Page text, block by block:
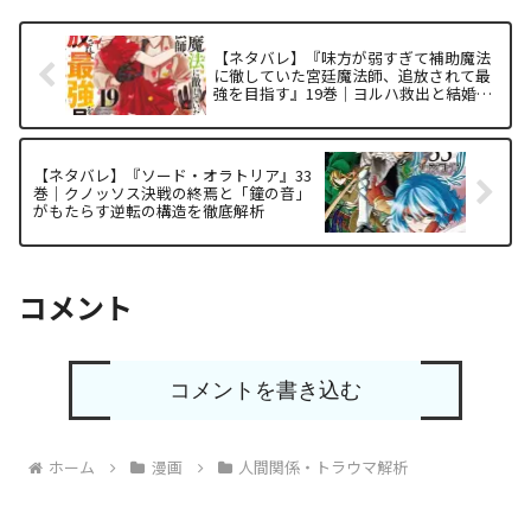
【ネタバレ】『味方が弱すぎて補助魔法
に徹していた宮廷魔法師、追放されて最
強を目指す』19巻｜ヨルハ救出と結婚が
【ネタバレ】『ソード・オラトリア』33
巻｜クノッソス決戦の終焉と「鐘の音」
がもたらす逆転の構造を徹底解析
コメント
コメントを書き込む
ホーム 漫画 人間関係・トラウマ解析